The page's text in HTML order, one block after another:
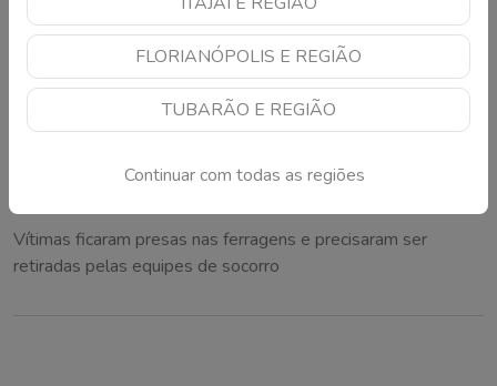
FLORIANÓPOLIS E REGIÃO
TUBARÃO E REGIÃO
Continuar com todas as regiões
Colisão entre veículo e motocicleta deixa
Laguna
Vítimas ficaram presas nas ferragens e precisaram ser
retiradas pelas equipes de socorro